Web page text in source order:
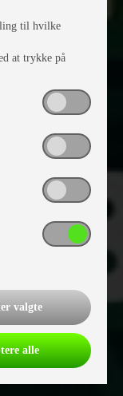
til hvilke
at trykke på
valgte
alle